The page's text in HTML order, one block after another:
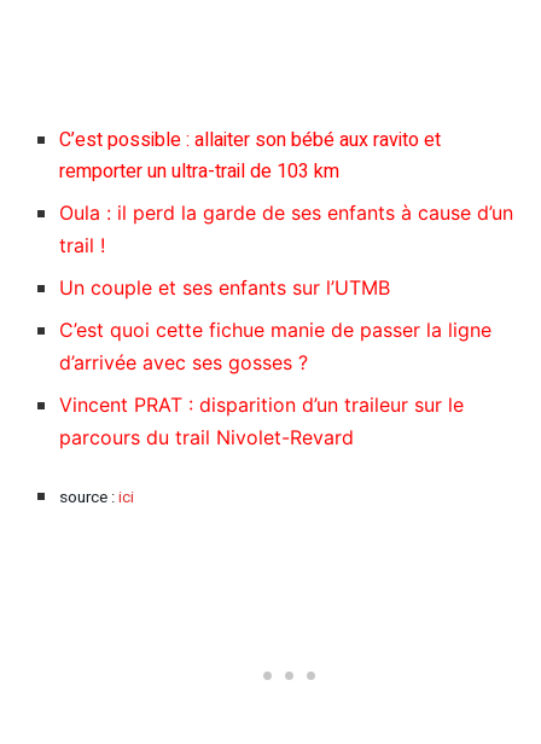
C’est possible : allaiter son bébé aux ravito et
remporter un ultra-trail de 103 km
Oula : il perd la garde de ses enfants à cause d’un
trail !
Un couple et ses enfants sur l’UTMB
C’est quoi cette fichue manie de passer la ligne
d’arrivée avec ses gosses ?
Vincent PRAT : disparition d’un traileur sur le
parcours du trail Nivolet-Revard
source :ici